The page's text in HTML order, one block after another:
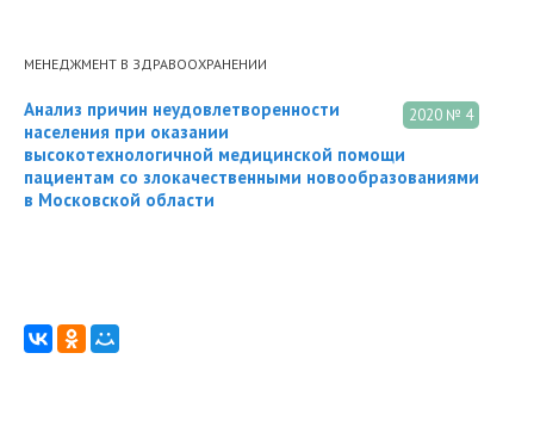
МЕНЕДЖМЕНТ В ЗДРАВООХРАНЕНИИ
2020 № 4
Анализ причин неудовлетворенности
населения при оказании
высокотехнологичной медицинской помощи
пациентам со злокачественными новообразованиями
в Московской области